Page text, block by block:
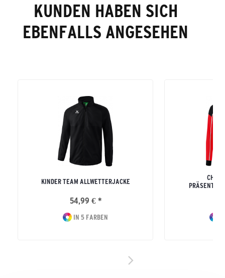
KUNDEN HABEN SICH
EBENFALLS ANGESEHEN
KINDER TEAM ALLWETTERJACKE
54,99 € *
IN 5 FARBEN